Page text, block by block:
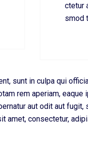
ctetur
smod
sunt in culpa qui
rem aperiam,
aut odit aut fugit,
consectetur,